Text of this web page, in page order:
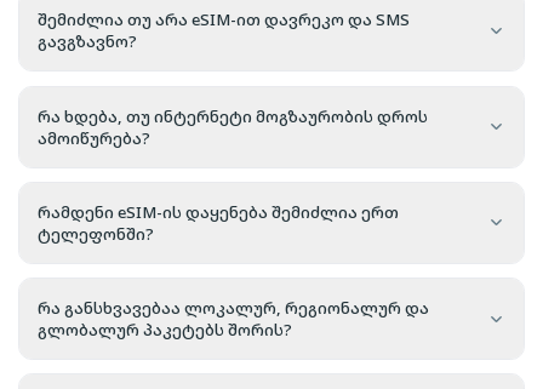
შემიძლია თუ არა eSIM-ით დავრეკო და SMS
გავგზავნო?
რა ხდება, თუ ინტერნეტი მოგზაურობის დროს
ამოიწურება?
რამდენი eSIM-ის დაყენება შემიძლია ერთ
ტელეფონში?
რა განსხვავებაა ლოკალურ, რეგიონალურ და
გლობალურ პაკეტებს შორის?